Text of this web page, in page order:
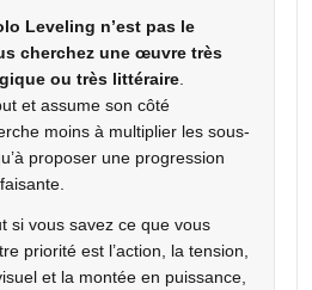
Leveling n’est pas le
cherchez une œuvre très
ou très littéraire.
et assume son côté
moins à multiplier les sous-
proposer une progression
si vous savez ce que vous
priorité est l’action, la tension,
et la montée en puissance,